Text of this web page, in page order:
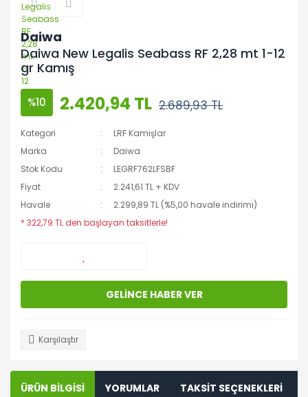
Daiwa
Daiwa New Legalis Seabass RF 2,28 mt 1-12
gr Kamış
%10 2.420,94 TL 2.689,93 TL
Kategori
LRF Kamışlar
Marka
Daiwa
Stok Kodu
LEGRF762LFSBF
Fiyat
2.241,61 TL + KDV
Havale
2.299,89 TL (%5,00 havale indirimi)
* 322,79 TL den başlayan taksitlerle!
GELİNCE HABER VER
Karşılaştır
ÜRÜN BİLGİSİ YORUMLAR TAKSİT SEÇENEKLERİ